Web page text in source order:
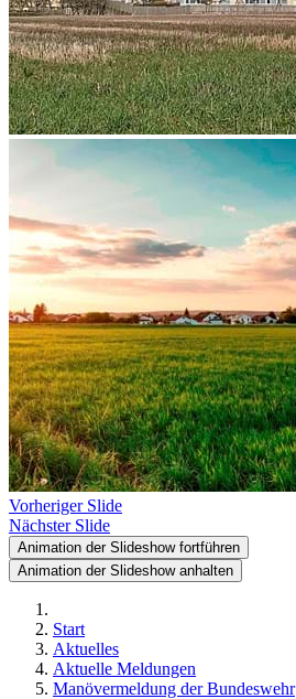
Vorheriger Slide
Nächster Slide
Animation der Slideshow fortführen
Animation der Slideshow anhalten
Start
Aktuelles
Aktuelle Meldungen
Manövermeldung der Bundeswehr